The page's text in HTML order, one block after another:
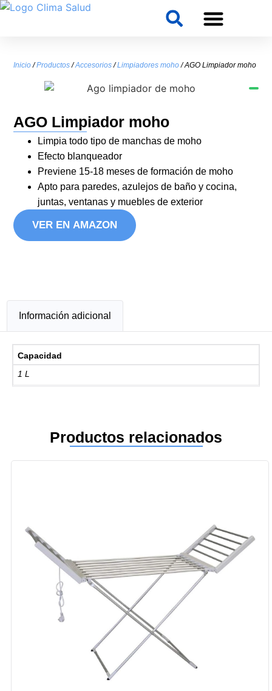
Inicio/Productos/Accesorios/Limpiadores moho/ AGO Limpiador moho
AGO Limpiador moho
Limpia todo tipo de manchas de moho
Efecto blanqueador
Previene 15-18 meses de formación de moho
Apto para paredes, azulejos de baño y cocina,
juntas, ventanas y muebles de exterior
VER EN AMAZON
Información adicional
Capacidad
1 L
Productos relacionados